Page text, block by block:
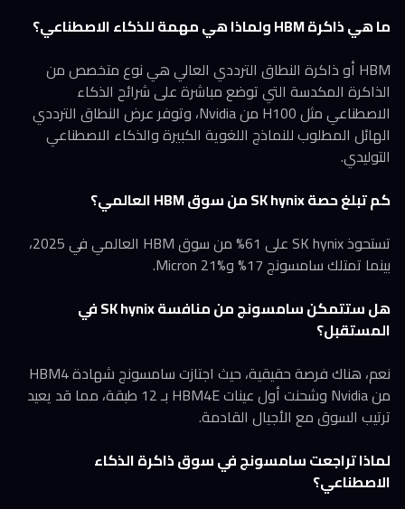
ما هي ذاكرة HBM ولماذا هي مهمة للذكاء الاصطناعي؟
HBM أو ذاكرة النطاق الترددي العالي هي نوع متخصص من
الذاكرة المكدسة التي توضع مباشرة على شرائح الذكاء
الاصطناعي مثل H100 من Nvidia، وتوفر عرض النطاق الترددي
الهائل المطلوب للنماذج اللغوية الكبيرة والذكاء الاصطناعي
التوليدي.
كم تبلغ حصة SK hynix من سوق HBM العالمي؟
تستحوذ SK hynix على 61% من سوق HBM العالمي في 2025،
بينما تمتلك سامسونج 17% وMicron 21%.
هل ستتمكن سامسونج من منافسة SK hynix في
المستقبل؟
نعم، هناك فرصة حقيقية، حيث اجتازت سامسونج شهادة HBM4
من Nvidia وشحنت أول عينات HBM4E بـ 12 طبقة، مما قد يعيد
ترتيب السوق مع الأجيال القادمة.
لماذا تراجعت سامسونج في سوق ذاكرة الذكاء
الاصطناعي؟